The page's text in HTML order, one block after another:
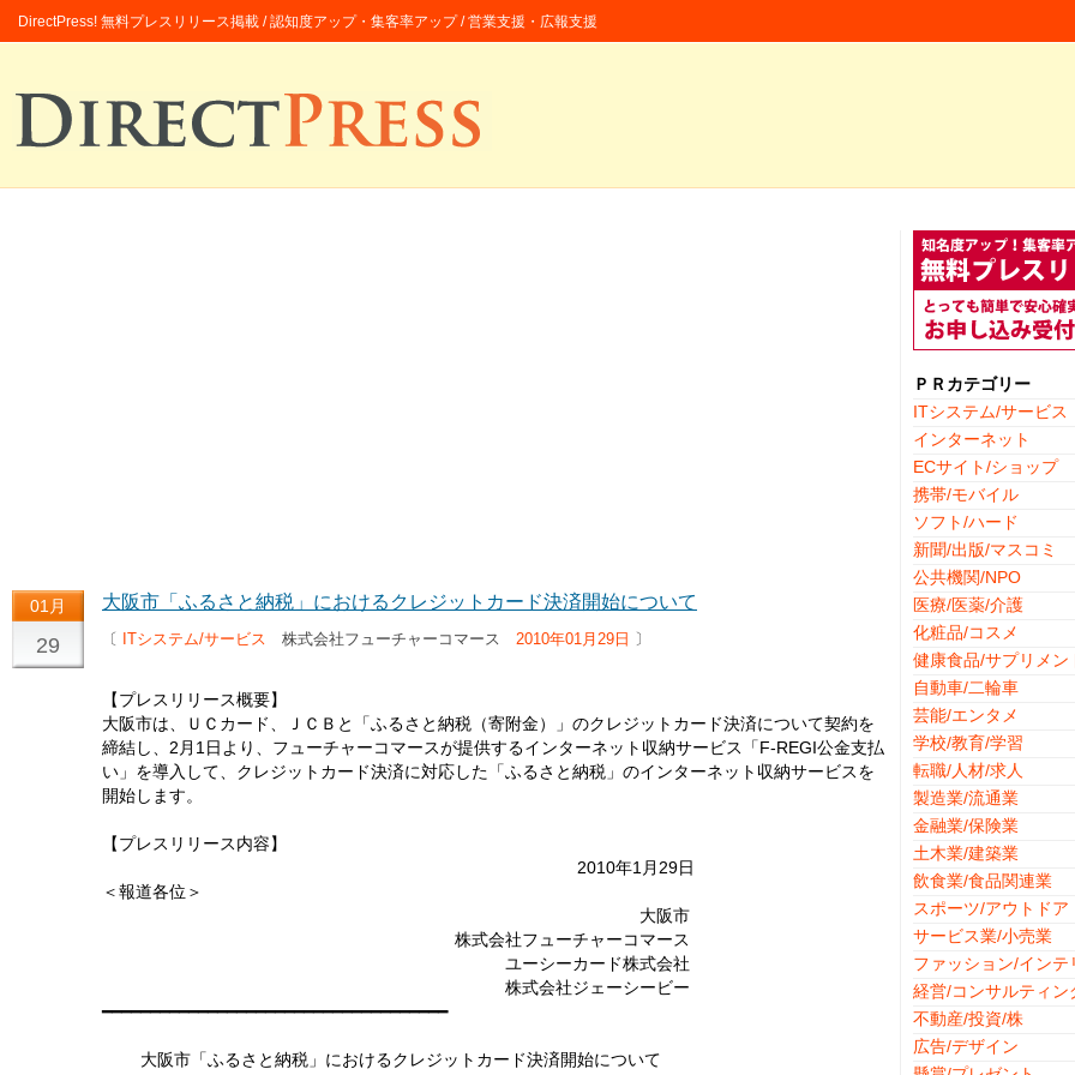
DirectPress! 無料プレスリリース掲載 / 認知度アップ・集客率アップ / 営業支援・広報支援
01月
29
大阪市「ふるさと納税」におけるクレジットカード決済開始について
〔 ITシステム/サービス 株式会社フューチャーコマース 2010年01月29日 〕
【プレスリリース概要】
大阪市は、ＵＣカード、ＪＣＢと「ふるさと納税（寄附金）」のクレジットカード決済について契約を
締結し、2月1日より、フューチャーコマースが提供するインターネット収納サービス「F-REGI公金支払
い」を導入して、クレジットカード決済に対応した「ふるさと納税」のインターネット収納サービスを
開始します。
【プレスリリース内容】
2010年1月29日
＜報道各位＞
大阪市
株式会社フューチャーコマース
ユーシーカード株式会社
株式会社ジェーシービー
━━━━━━━━━━━━━━━━━━━━━━━━━━━━━━━━━━━━
大阪市「ふるさと納税」におけるクレジットカード決済開始について
ＰＲカテゴリー
ITシステム/サービス
インターネット
ECサイト/ショップ
携帯/モバイル
ソフト/ハード
新聞/出版/マスコミ
公共機関/NPO
医療/医薬/介護
化粧品/コスメ
健康食品/サプリメン
自動車/二輪車
芸能/エンタメ
学校/教育/学習
転職/人材/求人
製造業/流通業
金融業/保険業
土木業/建築業
飲食業/食品関連業
スポーツ/アウトドア
サービス業/小売業
ファッション/インテ
経営/コンサルティン
不動産/投資/株
広告/デザイン